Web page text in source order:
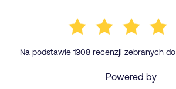
Na podstawie 1308 recenzji zebranych
Powered by